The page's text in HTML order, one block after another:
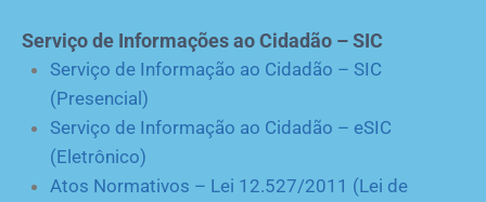
Serviço de Informações ao Cidadão – SIC
Serviço de Informação ao Cidadão – SIC
(Presencial)
Serviço de Informação ao Cidadão – eSIC
(Eletrônico)
Atos Normativos – Lei 12.527/2011 (Lei de